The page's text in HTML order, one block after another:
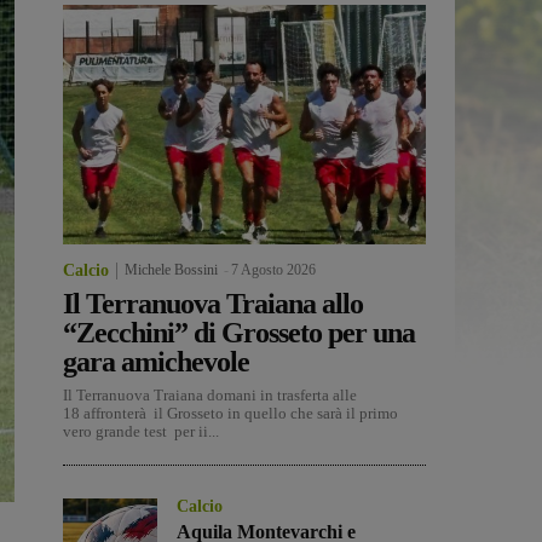
Calcio Michele Bossini 7 Agosto 2026
Il Terranuova Traiana allo
“Zecchini” di Grosseto per una
gara amichevole
Il Terranuova Traiana domani in trasferta alle
18 affronterà il Grosseto in quello che sarà il primo
vero grande test per ii...
Calcio
Aquila Montevarchi e